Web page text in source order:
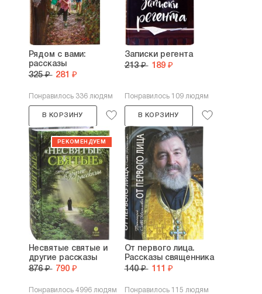
Рядом с вами:
рассказы
325 ₽ 281 ₽
Понравилось 336 людям
В КОРЗИНУ
Записки регента
213 ₽ 189 ₽
Понравилось 109 людям
В КОРЗИНУ
Несвятые святые и
другие рассказы
876 ₽ 790 ₽
Понравилось 4996 людям
От первого лица.
Рассказы священника
140 ₽ 111 ₽
Понравилось 115 людям